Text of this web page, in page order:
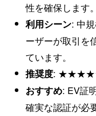
性を確保します。
利用シーン: 中
ーザーが取引を
ています。
推奨度:
おすすめ: EV証
確実な認証が必